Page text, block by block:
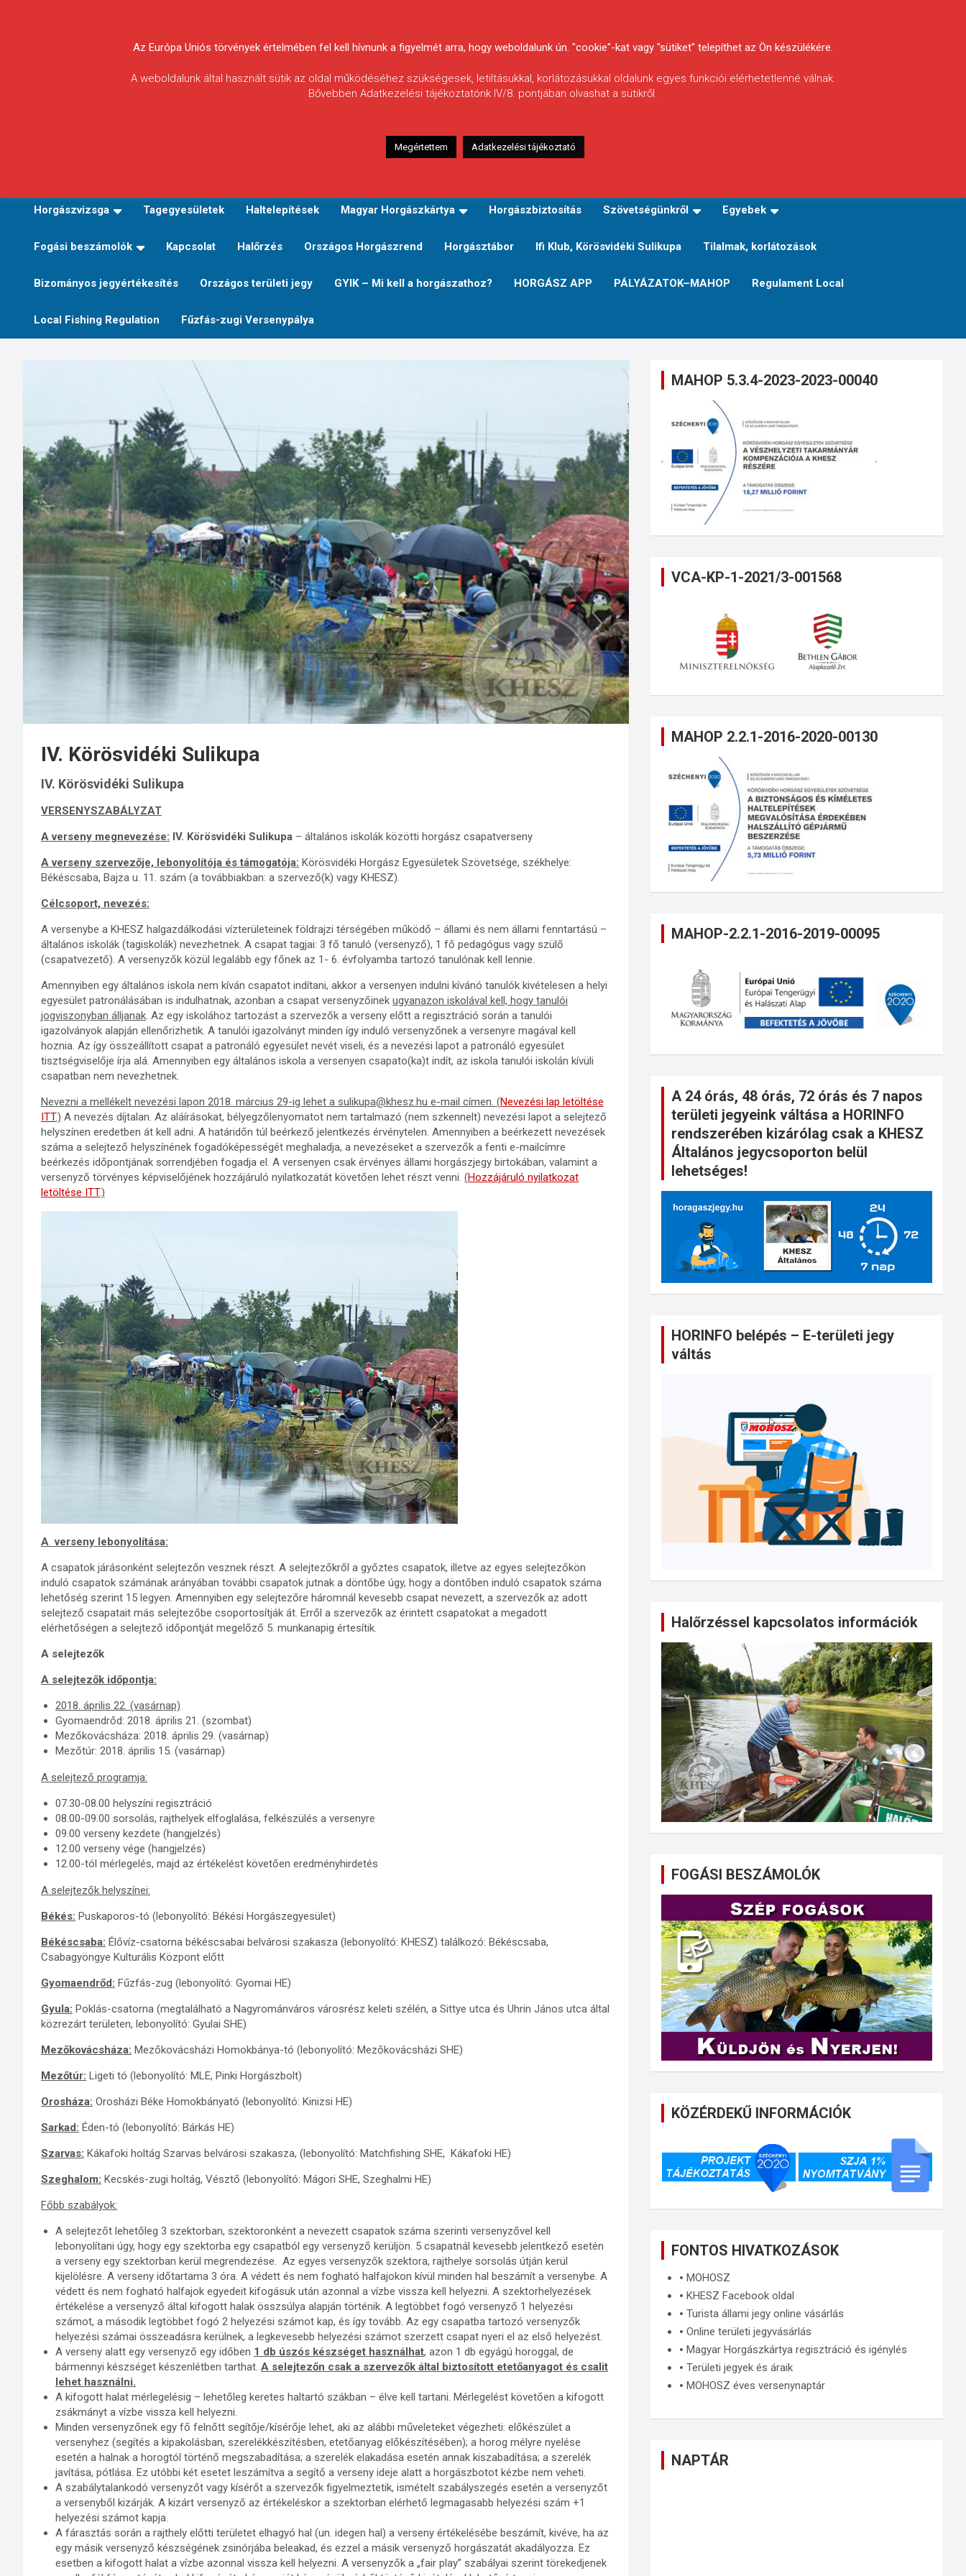
Körösvidéki Horgász
Egyesületek
Horgászvizsga Tagegyesületek Haltelepítések Magyar Horgászkártya Horgászbiztosítás Szövetségünkről Egyebek
Fogási beszámolók Kapcsolat Halőrzés Országos Horgászrend Horgásztábor Ifi Klub, Körösvidéki Sulikupa Tilalmak, korlátozások
Bizományos jegyértékesítés Országos területi jegy GYIK – Mi kell a horgászathoz? HORGÁSZ APP PÁLYÁZATOK–MAHOP Regulament Local
Local Fishing Regulation Fűzfás-zugi Versenypálya
IV. Körösvidéki Sulikupa
IV. Körösvidéki Sulikupa
VERSENYSZABÁLYZAT
A verseny megnevezése: IV. Körösvidéki Sulikupa – általános iskolák közötti horgász csapatverseny
A verseny szervezője, lebonyolítója és támogatója: Körösvidéki Horgász Egyesületek Szövetsége, székhelye:
Békéscsaba, Bajza u. 11. szám (a továbbiakban: a szervező(k) vagy KHESZ).
Célcsoport, nevezés:
A versenybe a KHESZ halgazdálkodási vízterületeinek földrajzi térségében működő – állami és nem állami fenntartású –
általános iskolák (tagiskolák) nevezhetnek. A csapat tagjai: 3 fő tanuló (versenyző), 1 fő pedagógus vagy szülő
(csapatvezető). A versenyzők közül legalább egy főnek az 1- 6. évfolyamba tartozó tanulónak kell lennie.
Amennyiben egy általános iskola nem kíván csapatot indítani, akkor a versenyen indulni kívánó tanulók kivételesen a helyi
egyesület patronálásában is indulhatnak, azonban a csapat versenyzőinek ugyanazon iskolával kell, hogy tanulói
jogviszonyban álljanak. Az egy iskolához tartozást a szervezők a verseny előtt a regisztráció során a tanulói
igazolványok alapján ellenőrizhetik. A tanulói igazolványt minden így induló versenyzőnek a versenyre magával kell
hoznia. Az így összeállított csapat a patronáló egyesület nevét viseli, és a nevezési lapot a patronáló egyesület
tisztségviselője írja alá. Amennyiben egy általános iskola a versenyen csapato(ka)t indít, az iskola tanulói iskolán kívüli
csapatban nem nevezhetnek.
Nevezni a mellékelt nevezési lapon 2018. március 29-ig lehet a sulikupa@khesz.hu e-mail címen. (Nevezési lap letöltése
ITT.) A nevezés díjtalan. Az aláírásokat, bélyegzőlenyomatot nem tartalmazó (nem szkennelt) nevezési lapot a selejtező
helyszínen eredetben át kell adni. A határidőn túl beérkező jelentkezés érvénytelen. Amennyiben a beérkezett nevezések
száma a selejtező helyszínének fogadóképességét meghaladja, a nevezéseket a szervezők a fenti e-mailcímre
beérkezés időpontjának sorrendjében fogadja el. A versenyen csak érvényes állami horgászjegy birtokában, valamint a
versenyző törvényes képviselőjének hozzájáruló nyilatkozatát követően lehet részt venni. (Hozzájáruló nyilatkozat
letöltése ITT.)
A verseny lebonyolítása:
A csapatok járásonként selejtezőn vesznek részt. A selejtezőkről a győztes csapatok, illetve az egyes selejtezőkön
induló csapatok számának arányában további csapatok jutnak a döntőbe úgy, hogy a döntőben induló csapatok száma
lehetőség szerint 15 legyen. Amennyiben egy selejtezőre háromnál kevesebb csapat nevezett, a szervezők az adott
selejtező csapatait más selejtezőbe csoportosítják át. Erről a szervezők az érintett csapatokat a megadott
elérhetőségen a selejtező időpontját megelőző 5. munkanapig értesítik.
A selejtezők
A selejtezők időpontja:
2018. április 22. (vasárnap)
Gyomaendrőd: 2018. április 21. (szombat)
Mezőkovácsháza: 2018. április 29. (vasárnap)
Mezőtúr: 2018. április 15. (vasárnap)
A selejtező programja:
07.30-08.00 helyszíni regisztráció
08.00-09.00 sorsolás, rajthelyek elfoglalása, felkészülés a versenyre
09.00 verseny kezdete (hangjelzés)
12.00 verseny vége (hangjelzés)
12.00-tól mérlegelés, majd az értékelést követően eredményhirdetés
A selejtezők helyszínei:
Békés: Puskaporos-tó (lebonyolító: Békési Horgászegyesület)
Békéscsaba: Élővíz-csatorna békéscsabai belvárosi szakasza (lebonyolító: KHESZ) találkozó: Békéscsaba,
Csabagyöngye Kulturális Központ előtt
Gyomaendrőd: Fűzfás-zug (lebonyolító: Gyomai HE)
Gyula: Poklás-csatorna (megtalálható a Nagyrománváros városrész keleti szélén, a Sittye utca és Uhrin János utca által
közrezárt területen, lebonyolító: Gyulai SHE)
Mezőkovácsháza: Mezőkovácsházi Homokbánya-tó (lebonyolító: Mezőkovácsházi SHE)
Mezőtúr: Ligeti tó (lebonyolító: MLE, Pinki Horgászbolt)
Orosháza: Orosházi Béke Homokbányató (lebonyolító: Kinizsi HE)
Sarkad: Éden-tó (lebonyolító: Bárkás HE)
Szarvas: Kákafoki holtág Szarvas belvárosi szakasza, (lebonyolító: Matchfishing SHE, Kákafoki HE)
Szeghalom: Kecskés-zugi holtág, Vésztő (lebonyolító: Mágori SHE, Szeghalmi HE)
Főbb szabályok:
A selejtezőt lehetőleg 3 szektorban, szektoronként a nevezett csapatok száma szerinti versenyzővel kell
lebonyolítani úgy, hogy egy szektorba egy csapatból egy versenyző kerüljön. 5 csapatnál kevesebb jelentkező esetén
a verseny egy szektorban kerül megrendezése. Az egyes versenyzők szektora, rajthelye sorsolás útján kerül
kijelölésre. A verseny időtartama 3 óra. A védett és nem fogható halfajokon kívül minden hal beszámít a versenybe. A
védett és nem fogható halfajok egyedeit kifogásuk után azonnal a vízbe vissza kell helyezni. A szektorhelyezések
értékelése a versenyző által kifogott halak összsúlya alapján történik. A legtöbbet fogó versenyző 1 helyezési
számot, a második legtöbbet fogó 2 helyezési számot kap, és így tovább. Az egy csapatba tartozó versenyzők
helyezési számai összeadásra kerülnek, a legkevesebb helyezési számot szerzett csapat nyeri el az első helyezést.
A verseny alatt egy versenyző egy időben 1 db úszós készséget használhat, azon 1 db egyágú horoggal, de
bármennyi készséget készenlétben tarthat. A selejtezőn csak a szervezők által biztosított etetőanyagot és csalit
lehet használni.
A kifogott halat mérlegelésig – lehetőleg keretes haltartó szákban – élve kell tartani. Mérlegelést követően a kifogott
zsákmányt a vízbe vissza kell helyezni.
Minden versenyzőnek egy fő felnőtt segítője/kísérője lehet, aki az alábbi műveleteket végezheti: előkészület a
versenyhez (segítés a kipakolásban, szerelékkészítésben, etetőanyag előkészítésében); a horog mélyre nyelése
esetén a halnak a horogtól történő megszabadítása; a szerelék elakadása esetén annak kiszabadítása; a szerelék
javítása, pótlása. Ez utóbbi két esetet leszámítva a segítő a verseny ideje alatt a horgászbotot kézbe nem veheti.
A szabálytalankodó versenyzőt vagy kísérőt a szervezők figyelmeztetik, ismételt szabályszegés esetén a versenyzőt
a versenyből kizárják. A kizárt versenyző az értékeléskor a szektorban elérhető legmagasabb helyezési szám +1
helyezési számot kapja.
A fárasztás során a rajthely előtti területet elhagyó hal (un. idegen hal) a verseny értékelésébe beszámít, kivéve, ha az
egy másik versenyző készségének zsinórjába beleakad, és ezzel a másik versenyző horgászatát akadályozza. Ez
esetben a kifogott halat a vízbe azonnal vissza kell helyezni. A versenyzők a „fair play” szabályai szerint törekedjenek
MAHOP 5.3.4-2023-2023-00040
VCA-KP-1-2021/3-001568
MAHOP 2.2.1-2016-2020-00130
MAHOP-2.2.1-2016-2019-00095
A 24 órás, 48 órás, 72 órás és 7 napos
területi jegyeink váltása a HORINFO
rendszerében kizárólag csak a KHESZ
Általános jegycsoporton belül
lehetséges!
HORINFO belépés – E-területi jegy
váltás
Halőrzéssel kapcsolatos információk
FOGÁSI BESZÁMOLÓK
KÖZÉRDEKŰ INFORMÁCIÓK
FONTOS HIVATKOZÁSOK
🞄MOHOSZ
🞄KHESZ Facebook oldal
🞄Turista állami jegy online vásárlás
🞄Online területi jegyvásárlás
🞄Magyar Horgászkártya regisztráció és igénylés
🞄Területi jegyek és áraik
🞄MOHOSZ éves versenynaptár
NAPTÁR
Az Európa Uniós törvények értelmében fel kell hívnunk a figyelmét arra, hogy weboldalunk ún. "cookie"-kat vagy "sütiket" telepíthet az Ön készülékére.
A weboldalunk által használt sütik az oldal működéséhez szükségesek, letiltásukkal, korlátozásukkal oldalunk egyes funkciói elérhetetlenné válnak.
Bővebben Adatkezelési tájékoztatónk IV/8. pontjában olvashat a sütikről.
Megértettem Adatkezelési tájékoztató